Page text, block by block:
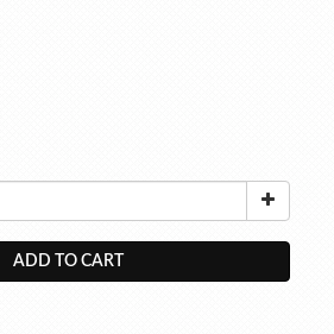
ADD TO CART